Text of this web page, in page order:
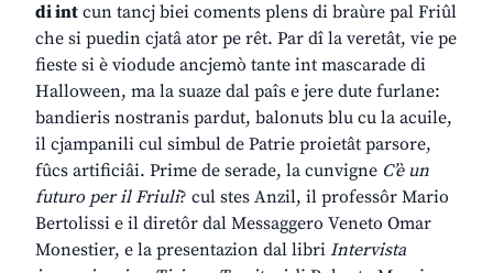
di int cun tancj biei coments plens di braùre pal Friûl
che si puedin cjatâ ator pe rêt. Par dî la veretât, vie pe
fieste si è viodude ancjemò tante int mascarade di
Halloween, ma la suaze dal paîs e jere dute furlane:
bandieris nostranis pardut, balonuts blu cu la acuile,
il cjampanili cul simbul de Patrie proietât parsore,
fûcs artificiâi. Prime de serade, la cunvigne C’è un
futuro per il Friuli? cul stes Anzil, il professôr Mario
Bertolissi e il diretôr dal Messaggero Veneto Omar
Monestier, e la presentazion dal libri Intervista